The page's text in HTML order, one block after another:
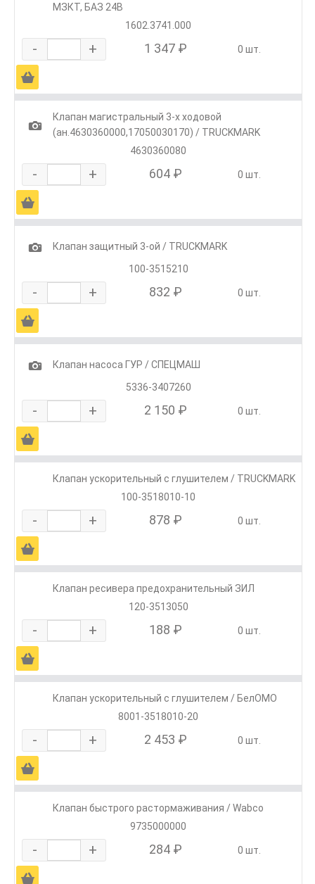
МЗКТ, БАЗ 24В
1602.3741.000
- + 1 347 ₽ 0 шт.
Ä
1
Клапан магистральный 3-х ходовой
(ан.4630360000,17050030170) / TRUCKMARK
4630360080
- + 604 ₽ 0 шт.
Ä
1
Клапан защитный 3-ой / TRUCKMARK
100-3515210
- + 832 ₽ 0 шт.
Ä
1
Клапан насоса ГУР / СПЕЦМАШ
5336-3407260
- + 2 150 ₽ 0 шт.
Ä
Клапан ускорительный с глушителем / TRUCKMARK
100-3518010-10
- + 878 ₽ 0 шт.
Ä
Клапан ресивера предохранительный ЗИЛ
120-3513050
- + 188 ₽ 0 шт.
Ä
Клапан ускорительный с глушителем / БелОМО
8001-3518010-20
- + 2 453 ₽ 0 шт.
Ä
Клапан быстрого растормаживания / Wabco
9735000000
- + 284 ₽ 0 шт.
Ä